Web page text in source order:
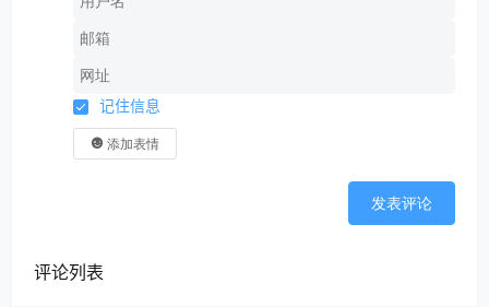
记住信息
添加表情
发表评论
评论列表